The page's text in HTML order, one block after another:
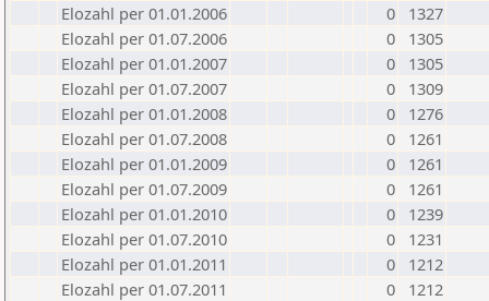
Elozahl per 01.01.2006
0
1327
Elozahl per 01.07.2006
0
1305
Elozahl per 01.01.2007
0
1305
Elozahl per 01.07.2007
0
1309
Elozahl per 01.01.2008
0
1276
Elozahl per 01.07.2008
0
1261
Elozahl per 01.01.2009
0
1261
Elozahl per 01.07.2009
0
1261
Elozahl per 01.01.2010
0
1239
Elozahl per 01.07.2010
0
1231
Elozahl per 01.01.2011
0
1212
Elozahl per 01.07.2011
0
1212